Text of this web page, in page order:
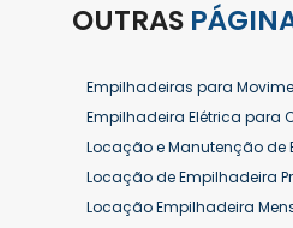
Aluguel de Empilhadeira
Aluguel de Empilhadeira
Aluguel de Empilhadeira
Aluguel de Empilhadeira
Aluguel de Empilhadeira
Aluguel de Empilhadeiras
OUTRAS
Empilhadeiras para
Empilhadeira Elétrica para
Locação e Manutenção de
Locação de Empilhadeira
Locação Empilhadeira